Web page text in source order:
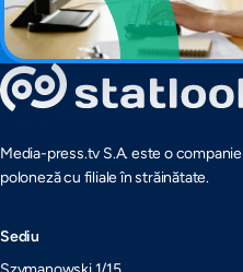
Media-press.tv S.A. este o companie
poloneză cu filiale în străinătate.
Sediu